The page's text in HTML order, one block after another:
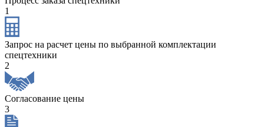
1
Запрос на расчет цены по выбранной комплектации
спецтехники
2
Согласование цены
3